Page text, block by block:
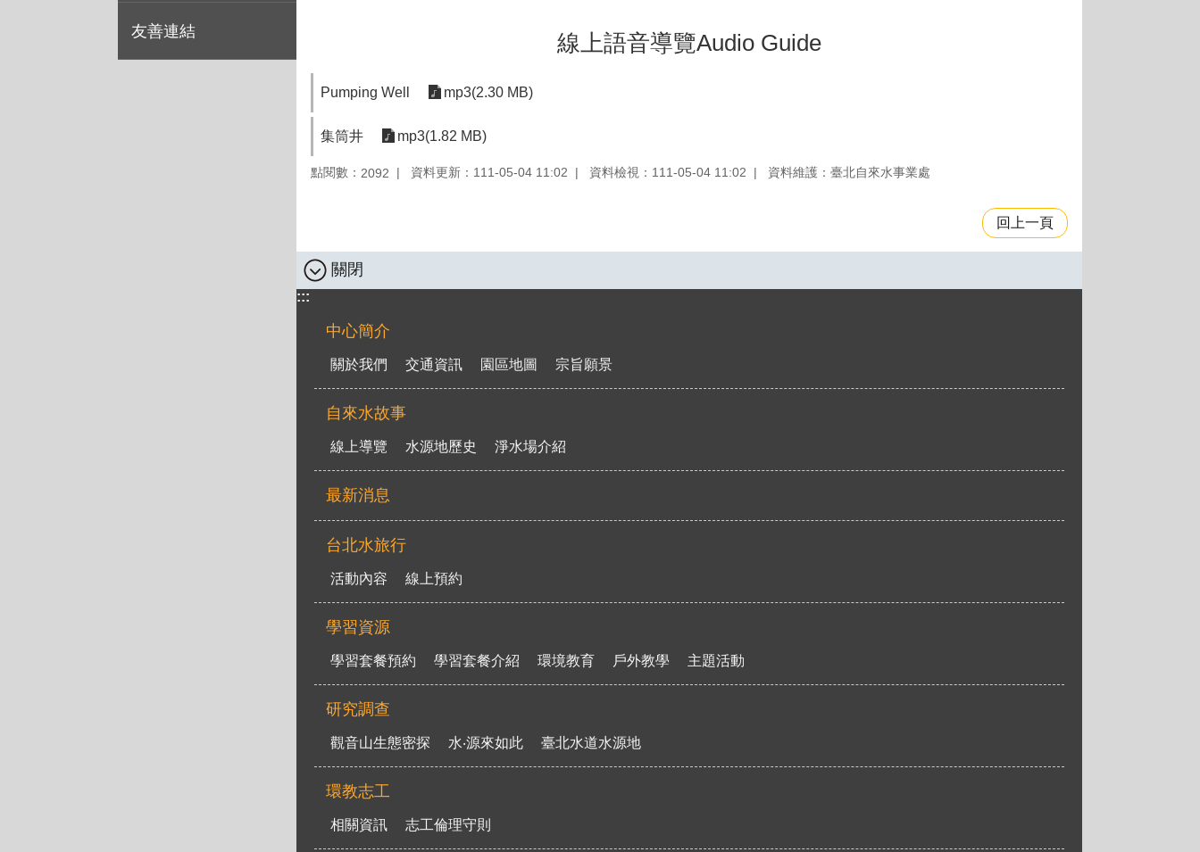
友善連結 線上語音導覽Audio Guide
Pumping Well mp3(2.30 MB)
集筒井 mp3(1.82 MB)
點閱數： 2092 資料更新：111-05-04 11:02 資料檢視：111-05-04 11:02 資料維護：臺北自來水事業處
回上一頁
關閉
:::
中心簡介
關於我們 交通資訊 園區地圖 宗旨願景
自來水故事
線上導覽 水源地歷史 淨水場介紹
最新消息
台北水旅行
活動內容 線上預約
學習資源
學習套餐預約 學習套餐介紹 環境教育 戶外教學 主題活動
研究調查
觀音山生態密探 水‧源來如此 臺北水道水源地
環教志工
相關資訊 志工倫理守則